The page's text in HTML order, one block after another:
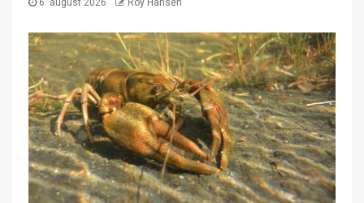
6. august 2026 Roy Hansen